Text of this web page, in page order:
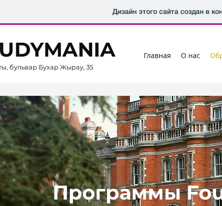
Дизайн этого сайта создан в
бульвар Бухар Жырау, 35
Главная О нас
Программы